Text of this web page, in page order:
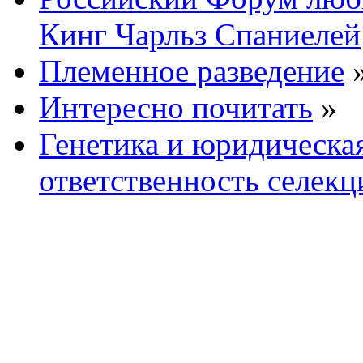
Кинг Чарльз Спаниелей
Племенное разведение
Интересно почитать »
Генетика и
ответственность